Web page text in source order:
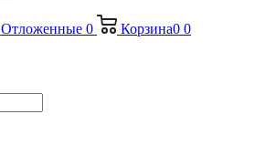
Отложенные 0 Корзина0 0